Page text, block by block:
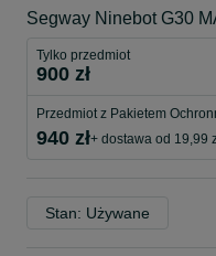
Segway Ninebot G30
Tylko przedmiot
900 zł
Przedmiot z Pakietem
940 zł+ dostawa od 19,99
Stan: Używane